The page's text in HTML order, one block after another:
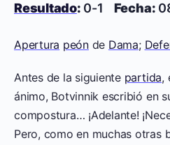
Resultado: 0-1 Fecha:
Apertura peónde Dama;
Antes de la siguiente partida,
ánimo, Botvinnik escribió en
compostura… ¡Adelante!
Pero, como en muchas otras